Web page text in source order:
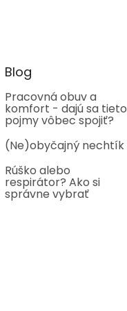
Blog
Pracovná obuv a
komfort - dajú sa tieto
pojmy vôbec spojiť?
(Ne)obyčajný nechtík
Rúško alebo
respirátor? Ako si
správne vybrať